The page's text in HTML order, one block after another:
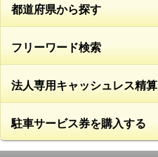
都道府県から探す
フリーワード検索
法人専用キャッシュレス精算
駐車サービス券を購入する